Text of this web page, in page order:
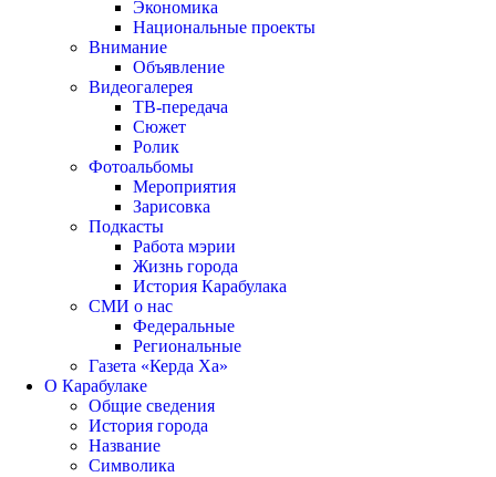
Экономика
Национальные проекты
Внимание
Объявление
Видеогалерея
ТВ-передача
Сюжет
Ролик
Фотоальбомы
Мероприятия
Зарисовка
Подкасты
Работа мэрии
Жизнь города
История Карабулака
СМИ о нас
Федеральные
Региональные
Газета «Керда Ха»
О Карабулаке
Общие сведения
История города
Название
Символика